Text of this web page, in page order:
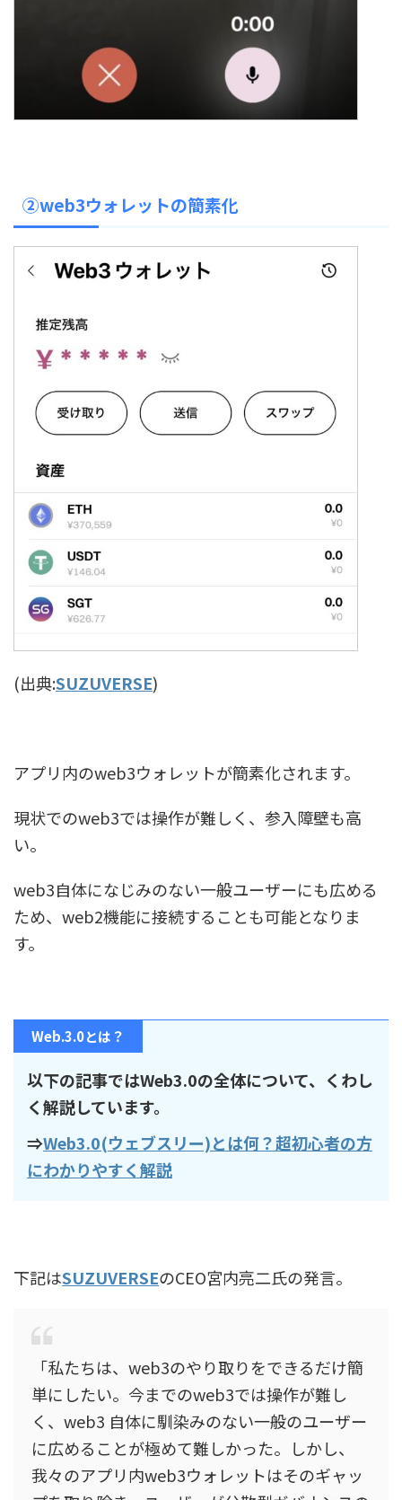
②web3ウォレットの簡素化
(出典:SUZUVERSE)
アプリ内のweb3ウォレットが簡素化されます。
現状でのweb3では操作が難しく、参入障壁も高
い。
web3自体になじみのない一般ユーザーにも広める
ため、web2機能に接続することも可能となりま
す。
Web.3.0とは？
以下の記事ではWeb3.0の全体について、くわし
く解説しています。
⇒Web3.0(ウェブスリー)とは何？超初心者の方
にわかりやすく解説
下記はSUZUVERSEのCEO宮内亮二氏の発言。
「私たちは、web3のやり取りをできるだけ簡
単にしたい。今までのweb3では操作が難し
く、web3 自体に馴染みのない一般のユーザー
に広めることが極めて難しかった。しかし、
我々のアプリ内web3ウォレットはそのギャッ